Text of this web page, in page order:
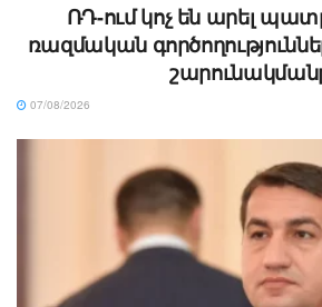
ՌԴ-ում կոչ են արել
ռազմական
07/08/2026